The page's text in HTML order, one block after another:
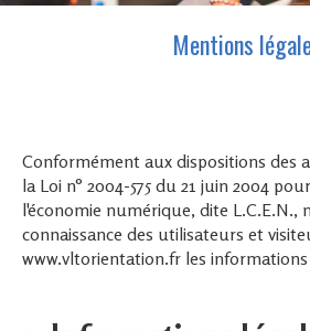
Mentions
Conformément aux dispositions des
la Loi n° 2004-575 du 21 juin 2004
l'économie numérique, dite L.C.E.N.,
connaissance des utilisateurs et
www.vltorientation.fr les